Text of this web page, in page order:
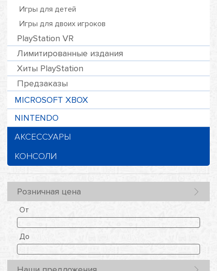
Игры для детей
Игры для двоих игроков
PlayStation VR
Лимитированные издания
Хиты PlayStation
Предзаказы
MICROSOFT XBOX
NINTENDO
АКСЕССУАРЫ
КОНСОЛИ
Розничная цена
От
До